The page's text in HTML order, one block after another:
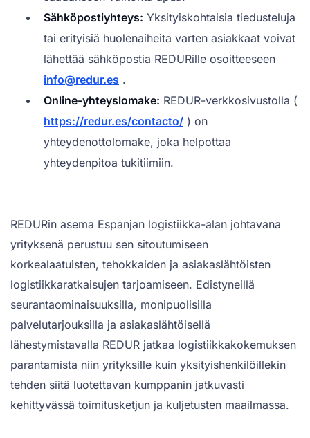
Sähköpostiyhteys: Yksityiskohtaisia tiedusteluja
tai erityisiä huolenaiheita varten asiakkaat voivat
lähettää sähköpostia REDURille osoitteeseen
info@redur.es .
Online-yhteyslomake: REDUR-verkkosivustolla (
https://redur.es/contacto/ ) on
yhteydenottolomake, joka helpottaa
yhteydenpitoa tukitiimiin.
REDURin asema Espanjan logistiikka-alan johtavana
yrityksenä perustuu sen sitoutumiseen
korkealaatuisten, tehokkaiden ja asiakaslähtöisten
logistiikkaratkaisujen tarjoamiseen. Edistyneillä
seurantaominaisuuksilla, monipuolisilla
palvelutarjouksilla ja asiakaslähtöisellä
lähestymistavalla REDUR jatkaa logistiikkakokemuksen
parantamista niin yrityksille kuin yksityishenkilöillekin
tehden siitä luotettavan kumppanin jatkuvasti
kehittyvässä toimitusketjun ja kuljetusten maailmassa.